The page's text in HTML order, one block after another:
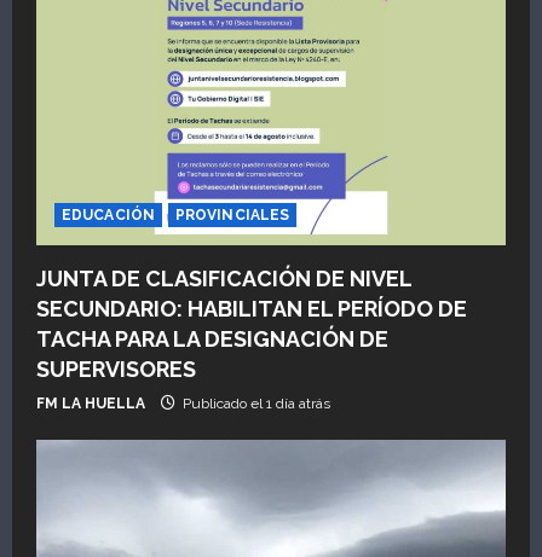
EDUCACIÓN PROVINCIALES
JUNTA DE CLASIFICACIÓN DE NIVEL
SECUNDARIO: HABILITAN EL PERÍODO DE
TACHA PARA LA DESIGNACIÓN DE
SUPERVISORES
FM LA HUELLA Publicado el 1 día atrás